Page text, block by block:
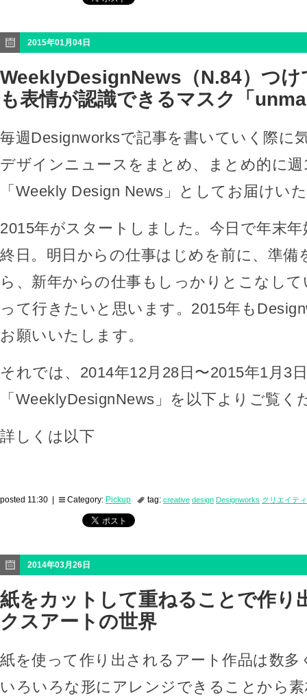
2015年01月04日
WeeklyDesignNews（N.84）つけ
も表情が認識できるマスク「
毎週Designworksで記事を書いていく際に
デザインニュースをまとめ、まとめ的に週
「Weekly Design News」としてお届けい
2015年がスタートしました。今日で年末
終日。明日からの仕事はじめを前に、準備
ら、新年からの仕事もしっかりとこなし
って行きたいと思います。2015年も
お願いいたします。
それでは、2014年12月28日〜2015年1月3
「WeeklyDesignNews」を以下よりご覧く
詳しくは以下
posted 11:30 | Category: Pickup tag: creative design Designworks クリエイテ
2014年03月26日
紙をカットして重ねることで作り
クスアートの世界
紙を使って作り出されるアート作品は数多
いろいろな形にアレンジできることから